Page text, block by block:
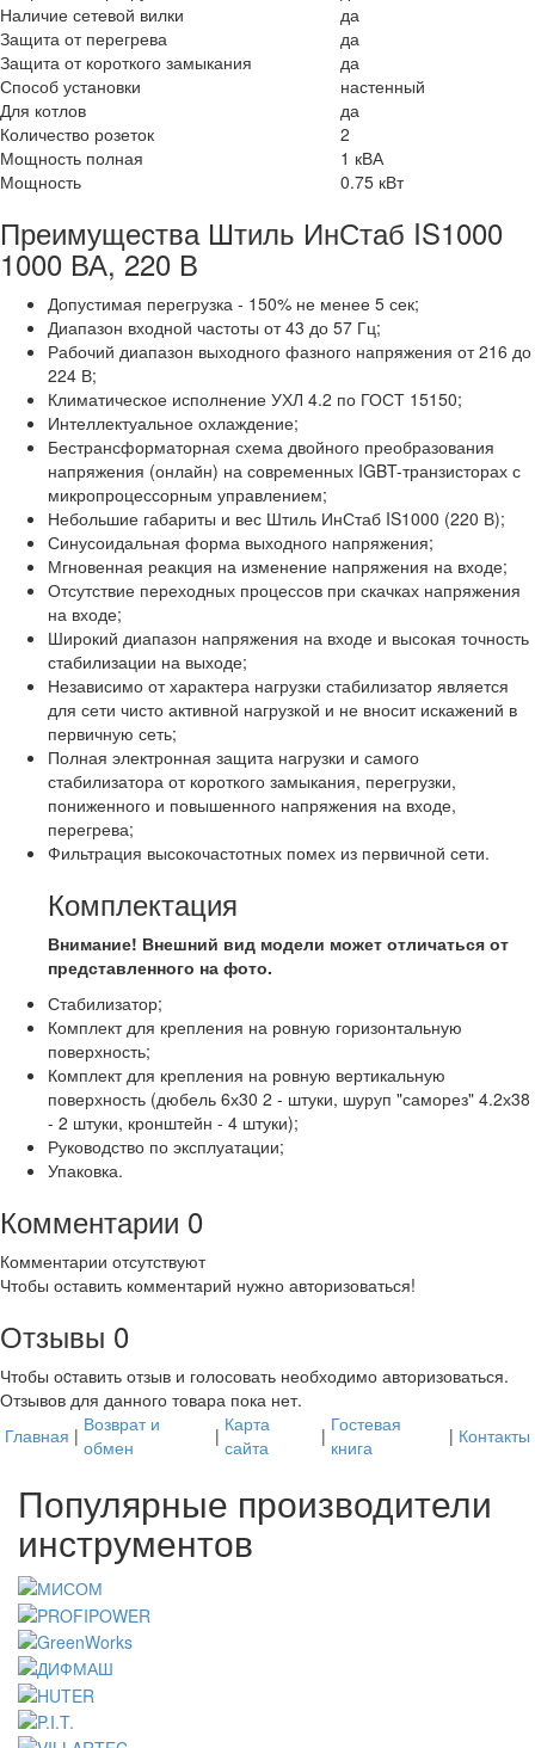
Наличие сетевой вилки
да
Защита от перегрева
да
Защита от короткого замыкания
да
Способ установки
настенный
Для котлов
да
Количество розеток
2
Мощность полная
1 кВА
Мощность
0.75 кВт
Преимущества Штиль ИнСтаб IS1000
1000 ВА, 220 В
Допустимая перегрузка - 150% не менее 5 сек;
Диапазон входной частоты от 43 до 57 Гц;
Рабочий диапазон выходного фазного напряжения от 216 до
224 В;
Климатическое исполнение УХЛ 4.2 по ГОСТ 15150;
Интеллектуальное охлаждение;
Бестрансформаторная схема двойного преобразования
напряжения (онлайн) на современных IGBT-транзисторах с
микропроцессорным управлением;
Небольшие габариты и вес Штиль ИнСтаб IS1000 (220 В);
Синусоидальная форма выходного напряжения;
Мгновенная реакция на изменение напряжения на входе;
Отсутствие переходных процессов при скачках напряжения
на входе;
Широкий диапазон напряжения на входе и высокая точность
стабилизации на выходе;
Независимо от характера нагрузки стабилизатор является
для сети чисто активной нагрузкой и не вносит искажений в
первичную сеть;
Полная электронная защита нагрузки и самого
стабилизатора от короткого замыкания, перегрузки,
пониженного и повышенного напряжения на входе,
перегрева;
Фильтрация высокочастотных помех из первичной сети.
Комплектация
Внимание! Внешний вид модели может отличаться от
представленного на фото.
Стабилизатор;
Комплект для крепления на ровную горизонтальную
поверхность;
Комплект для крепления на ровную вертикальную
поверхность (дюбель 6х30 2 - штуки, шуруп "саморез" 4.2х38
- 2 штуки, кронштейн - 4 штуки);
Руководство по эксплуатации;
Упаковка.
Комментарии 0
Комментарии отсутствуют
Чтобы оставить комментарий нужно авторизоваться!
Отзывы 0
Чтобы оcтавить отзыв и голосовать необходимо авторизоваться.
Отзывов для данного товара пока нет.
Главная | Возврат и
обмен
| Карта
сайта
| Гостевая
книга
| Контакты
Популярные производители
инструментов